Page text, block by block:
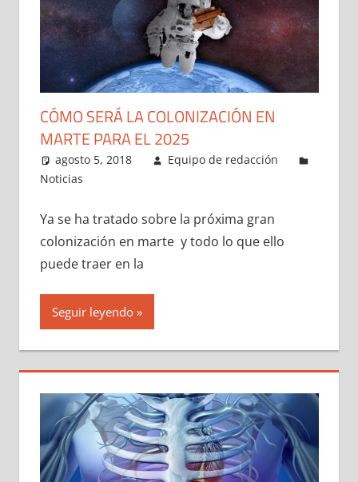
CÓMO SERÁ LA COLONIZACIÓN EN
MARTE PARA EL 2025
agosto 5, 2018
Equipo de redacción
Noticias
Ya se ha tratado sobre la próxima gran
colonización en marte y todo lo que ello
puede traer en la
Seguir leyendo